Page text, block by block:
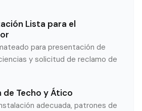
Lista para el
para presentación de
y solicitud de reclamo de
de Techo y Ático
adecuada, patrones de